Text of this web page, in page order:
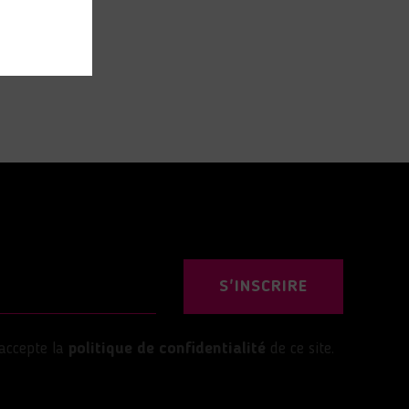
S'INSCRIRE
la politique de confidentialité de ce site.